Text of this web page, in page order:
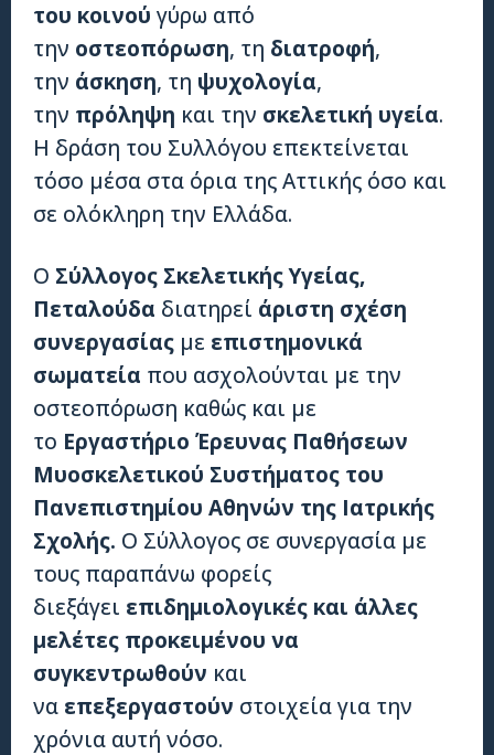
του κοινού γύρω από
την οστεοπόρωση, τη διατροφή,
την άσκηση, τη ψυχολογία,
την πρόληψη και την σκελετική υγεία.
Η δράση του Συλλόγου επεκτείνεται
τόσο μέσα στα όρια της Αττικής όσο και
σε ολόκληρη την Ελλάδα.
Ο Σύλλογος Σκελετικής Υγείας,
Πεταλούδα διατηρεί άριστη σχέση
συνεργασίας με επιστημονικά
σωματεία που ασχολούνται με την
οστεοπόρωση καθώς και με
το Εργαστήριο Έρευνας Παθήσεων
Μυοσκελετικού Συστήματος του
Πανεπιστημίου Αθηνών της Ιατρικής
Σχολής. Ο Σύλλογος σε συνεργασία με
τους παραπάνω φορείς
διεξάγει επιδημιολογικές και άλλες
μελέτες προκειμένου να
συγκεντρωθούν και
να επεξεργαστούν στοιχεία για την
χρόνια αυτή νόσο.